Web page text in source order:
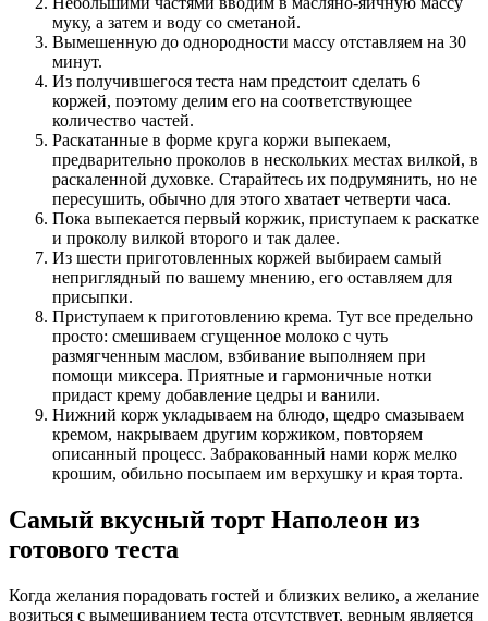
муку, а затем и воду со сметаной.
Вымешенную до однородности массу отставляем на 30
минут.
Из получившегося теста нам предстоит сделать 6
коржей, поэтому делим его на соответствующее
количество частей.
Раскатанные в форме круга коржи выпекаем,
предварительно проколов в нескольких местах вилкой, в
раскаленной духовке. Старайтесь их подрумянить, но не
пересушить, обычно для этого хватает четверти часа.
Пока выпекается первый коржик, приступаем к раскатке
и проколу вилкой второго и так далее.
Из шести приготовленных коржей выбираем самый
неприглядный по вашему мнению, его оставляем для
присыпки.
Приступаем к приготовлению крема. Тут все предельно
просто: смешиваем сгущенное молоко с чуть
размягченным маслом, взбивание выполняем при
помощи миксера. Приятные и гармоничные нотки
придаст крему добавление цедры и ванили.
Нижний корж укладываем на блюдо, щедро смазываем
кремом, накрываем другим коржиком, повторяем
описанный процесс. Забракованный нами корж мелко
крошим, обильно посыпаем им верхушку и края торта.
Самый вкусный торт Наполеон из
готового теста
Когда желания порадовать гостей и близких велико, а желание
возиться с вымешиванием теста отсутствует, верным является